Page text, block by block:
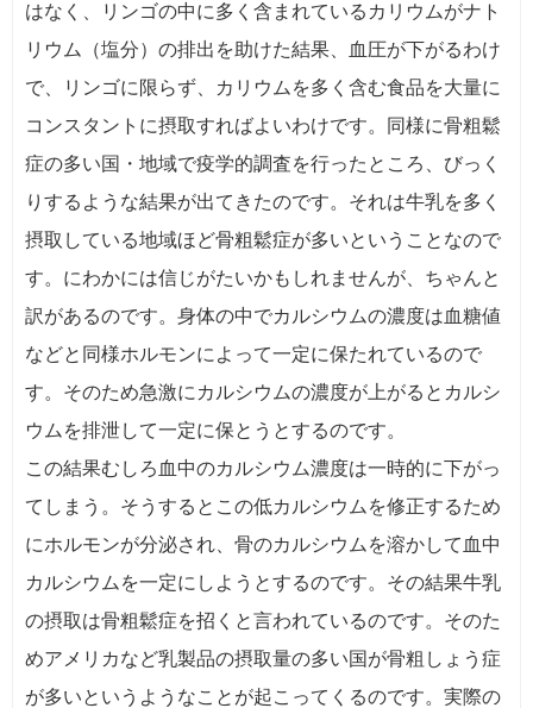
はなく、リンゴの中に多く含まれているカリウムがナト
リウム（塩分）の排出を助けた結果、血圧が下がるわけ
で、リンゴに限らず、カリウムを多く含む食品を大量に
コンスタントに摂取すればよいわけです。同様に骨粗鬆
症の多い国・地域で疫学的調査を行ったところ、びっく
りするような結果が出てきたのです。それは牛乳を多く
摂取している地域ほど骨粗鬆症が多いということなので
す。にわかには信じがたいかもしれませんが、ちゃんと
訳があるのです。身体の中でカルシウムの濃度は血糖値
などと同様ホルモンによって一定に保たれているので
す。そのため急激にカルシウムの濃度が上がるとカルシ
ウムを排泄して一定に保とうとするのです。
この結果むしろ血中のカルシウム濃度は一時的に下がっ
てしまう。そうするとこの低カルシウムを修正するため
にホルモンが分泌され、骨のカルシウムを溶かして血中
カルシウムを一定にしようとするのです。その結果牛乳
の摂取は骨粗鬆症を招くと言われているのです。そのた
めアメリカなど乳製品の摂取量の多い国が骨粗しょう症
が多いというようなことが起こってくるのです。実際の